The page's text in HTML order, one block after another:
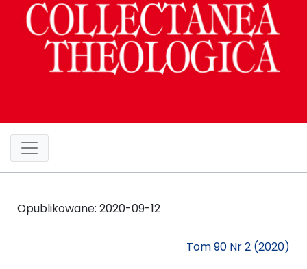
Opublikowane: 2020-09-12
Tom 90 Nr 2 (2020)